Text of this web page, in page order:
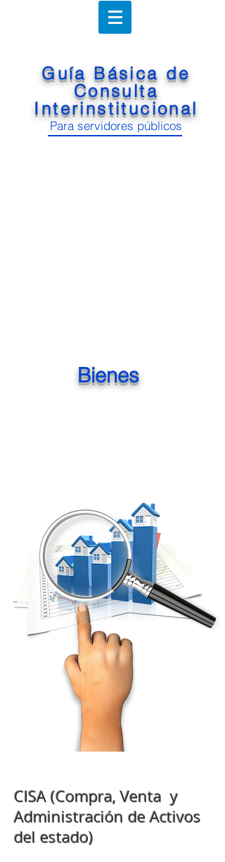
Guía Básica de
Consulta
Interinstitucional
Para servidores públicos
Bienes
CISA (Compra, Venta y
Administración de Activos
del estado)